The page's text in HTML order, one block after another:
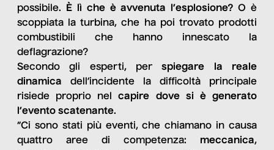
possibile.
È lì che è avvenuta l’esplosione? O è
scoppiata la turbina, che ha poi trovato prodotti
combustibili che hanno innescato la
deflagrazione?
Secondo gli esperti, perspiegare la reale
dinamica dell’incidente la difficoltà principale
risiede proprio nelcapire dove si è generato
l’evento scatenante.
“Ci sono stati più eventi, che chiamano in causa
quattro aree di competenza: meccanica,